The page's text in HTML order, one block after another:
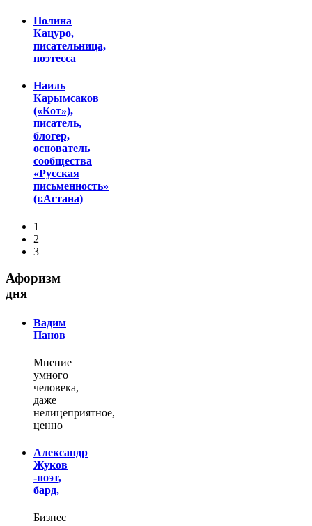
Полина
Кацуро,
писательница,
поэтесса
Наиль
Карымсаков
(«Кот»),
писатель,
блогер,
основатель
сообщества
«Русская
письменность»
(г.Астана)
1
2
3
Афоризм
дня
Вадим
Панов
Мнение
умного
человека,
даже
нелицеприятное,
ценно
Александр
Жуков
-поэт,
бард,
Бизнес